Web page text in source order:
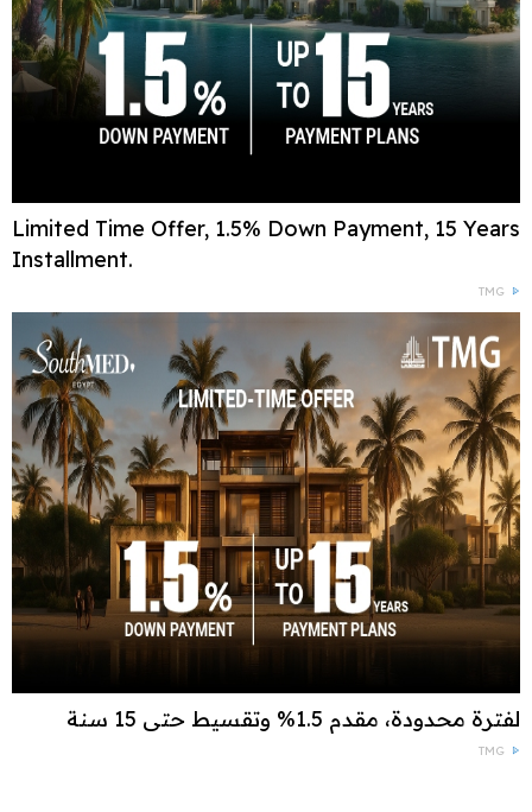
Limited Time Offer, 1.5% Down Payment, 15 Years
Installment.
TMG
لفترة محدودة، مقدم 1.5% وتقسيط حتى 15 سنة
TMG